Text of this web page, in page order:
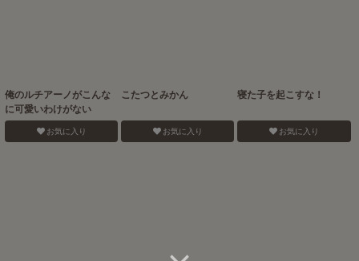
俺のルチアーノがこんな
に可愛いわけがない
お気に入り
こたつとみかん
お気に入り
寝た子を起こすな！
お気に入り